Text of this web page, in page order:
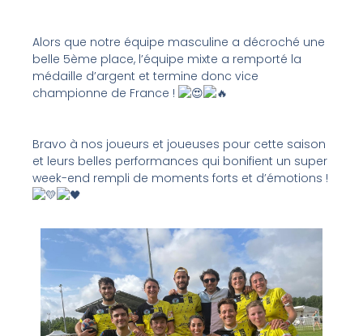
Alors que notre équipe masculine a décroché une
belle 5ème place, l’équipe mixte a remporté la
médaille d’argent et termine donc vice
championne de France !
Bravo à nos joueurs et joueuses pour cette saison
et leurs belles performances qui bonifient un super
week-end rempli de moments forts et d’émotions !